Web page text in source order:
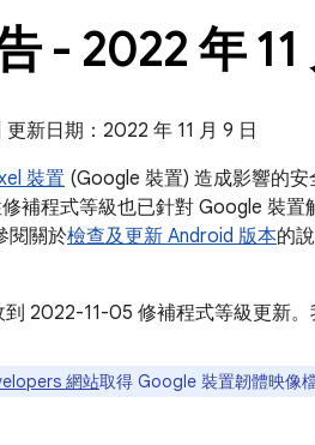
- 2022 年 11
新日期：2022 年 11 月 9 日
裝置 (Google 裝置) 造成影響的
補程式等級也已針對 Google 裝置
閱關於檢查及更新 Android 版本的
2022-11-05 修補程式等級更新。
網站取得 Google 裝置韌體映像檔